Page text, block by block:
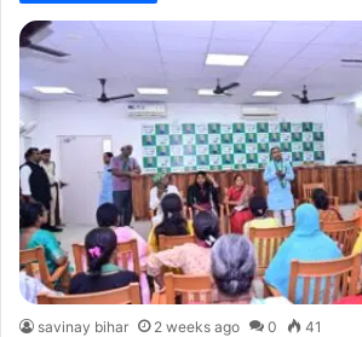
savinay bihar 2 weeks ago 0 41